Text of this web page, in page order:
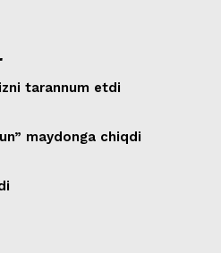
tarannum etdi
maydonga chiqdi